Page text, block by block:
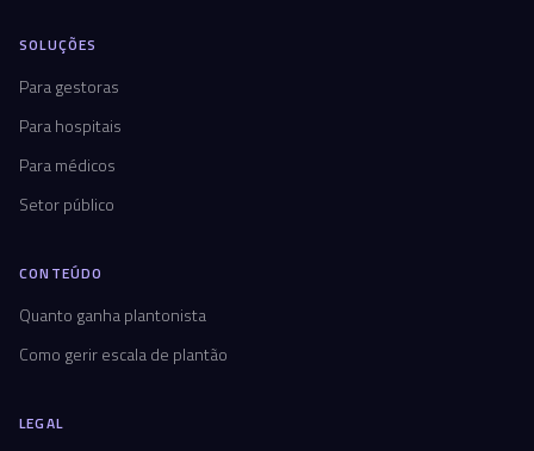
SOLUÇÕES
Para gestoras
Para hospitais
Para médicos
Setor público
CONTEÚDO
Quanto ganha plantonista
Como gerir escala de plantão
LEGAL